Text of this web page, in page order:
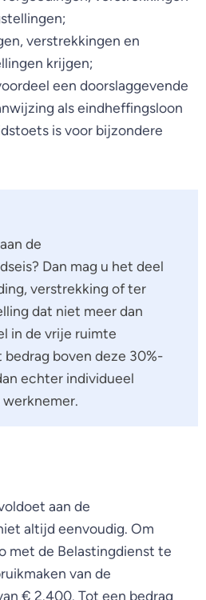
verstrekkingen en
krijgen;
een doorslaggevende
als eindheffingsloon
is voor bijzondere
de
Dan mag u het deel
verstrekking of ter
dat niet meer dan
in de vrije ruimte
boven deze 30%-
echter individueel
aan de
altijd eenvoudig. Om
met de Belastingdienst te
van de
€ 2.400. Tot een bedrag